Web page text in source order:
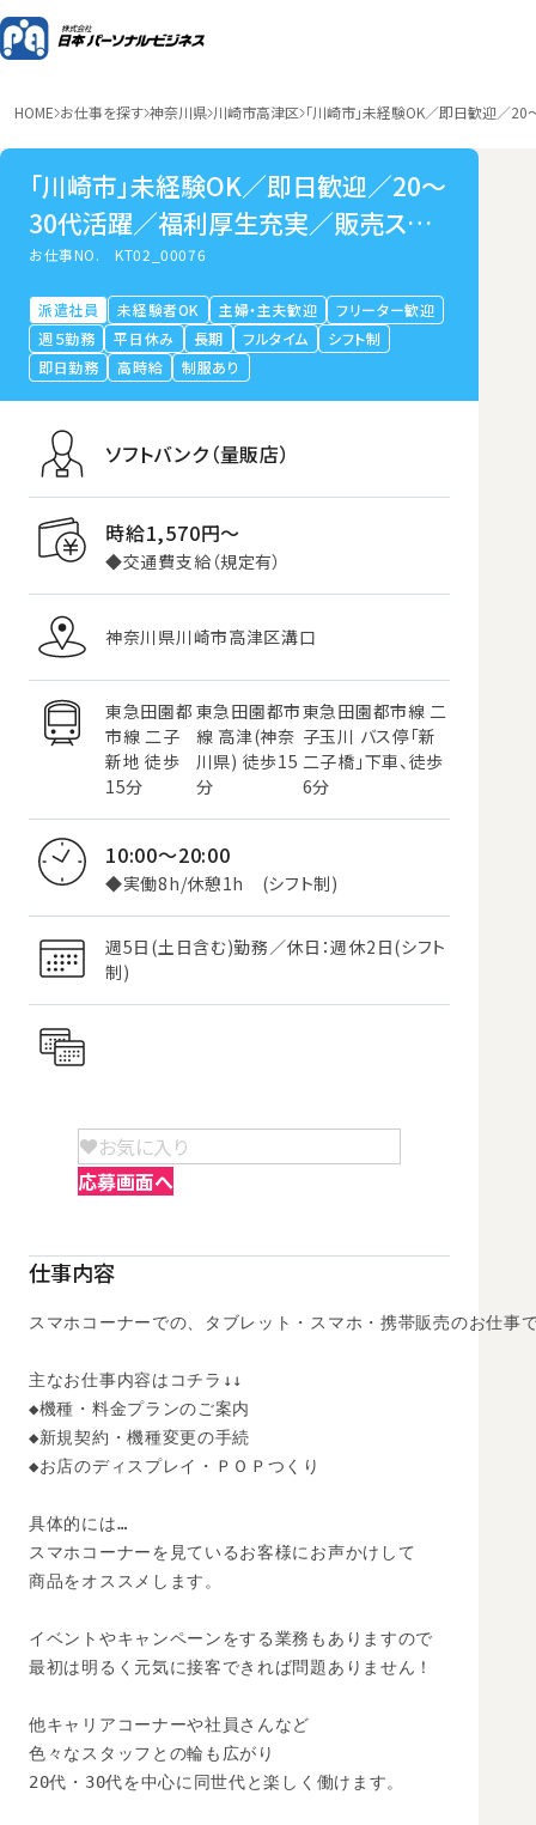
HOME お仕事を探す 神奈川県 川崎市高津区 「川崎市」未経験OK／即日歓迎／
「川崎市」未経験OK／即日歓迎／20～
30代活躍／福利厚生充実／販売スタッ
フ
お仕事NO.KT02_00076
派遣社員 未経験者OK 主婦・主夫歓迎
フリーター歓迎
週５勤務
平日休み 長期 フルタイム
シフト制
即日勤務
高時給 制服あり
ソフトバンク（量販店）
時給1,570円〜
◆交通費支給（規定有）
神奈川県川崎市高津区溝口
東急田園都
市線 二子
新地 徒歩
15分
東急田園都市
線 高津(神奈
川県) 徒歩15
分
東急田園都市線 二
子玉川 バス停「新
二子橋」下車、徒歩
6分
10:00～20:00
◆実働8h/休憩1h (シフト制)
週5日(土日含む)勤務／休日：週休2日(シフト
制)
お気に入り
応募画面へ
仕事内容
スマホコーナーでの、タブレット・スマホ・携帯販売のお仕事
主なお仕事内容はコチラ↓↓
◆機種・料金プランのご案内
◆新規契約・機種変更の手続
◆お店のディスプレイ・ＰＯＰつくり
具体的には…
スマホコーナーを見ているお客様にお声かけして
商品をオススメします。
イベントやキャンペーンをする業務もありますので
最初は明るく元気に接客できれば問題ありません！
他キャリアコーナーや社員さんなど
色々なスタッフとの輪も広がり
20代・30代を中心に同世代と楽しく働けます。